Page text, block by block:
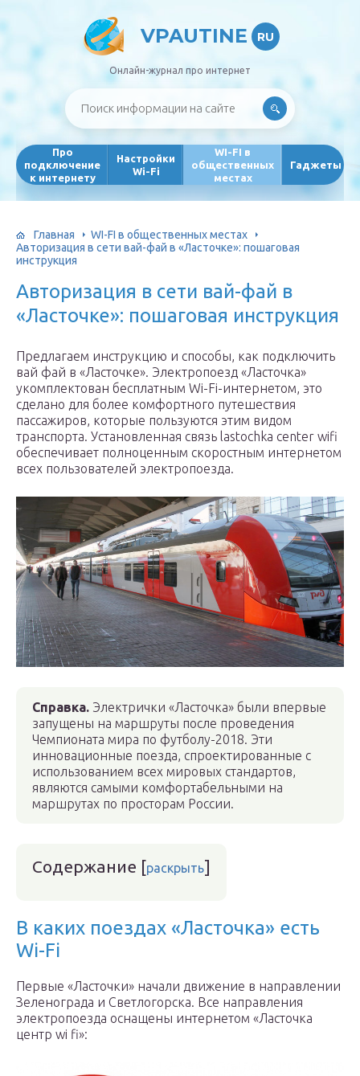
VPAUTINE RU
Онлайн-журнал про интернет
Про
подключение
к интернету
Настройки
Wi-Fi
WI-FI в
общественных
местах
Гаджеты
Главная
WI-FI в общественных местах
Авторизация в сети вай-фай в «Ласточке»: пошаговая
инструкция
Авторизация в сети вай-фай в
«Ласточке»: пошаговая инструкция
Предлагаем инструкцию и способы, как подключить
вай фай в «Ласточке». Электропоезд «Ласточка»
укомплектован бесплатным Wi-Fi-интернетом, это
сделано для более комфортного путешествия
пассажиров, которые пользуются этим видом
транспорта. Установленная связь lastochka center wifi
обеспечивает полноценным скоростным интернетом
всех пользователей электропоезда.
Справка. Электрички «Ласточка» были впервые
запущены на маршруты после проведения
Чемпионата мира по футболу-2018. Эти
инновационные поезда, спроектированные с
использованием всех мировых стандартов,
являются самыми комфортабельными на
маршрутах по просторам России.
Содержание [раскрыть]
В каких поездах «Ласточка» есть
Wi-Fi
Первые «Ласточки» начали движение в направлении
Зеленограда и Светлогорска. Все направления
электропоезда оснащены интернетом «Ласточка
центр wi fi»: